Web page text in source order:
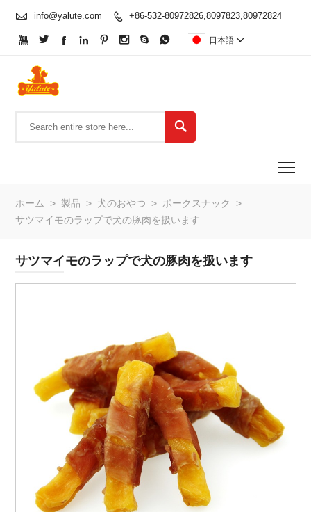
 info@yalute.com  +86-532-80972826,8097823,80972824
        日本語 

ホーム > 製品 > 犬のおやつ > ポークスナック
>
サツマイモのラップで犬の豚肉を扱います
サツマイモのラップで犬の豚肉を扱います